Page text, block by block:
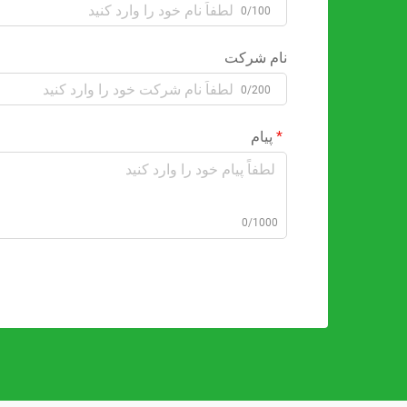
0/100
نام شرکت
0/200
پیام
0/1000